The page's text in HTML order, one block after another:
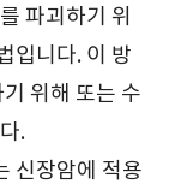
파괴하기 위
입니다. 이 방
위해 또는 수
.
신장암에 적용